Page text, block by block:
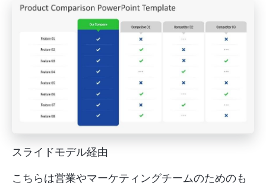
スライドモデル経由
こちらは営業やマーケティングチームのためのも